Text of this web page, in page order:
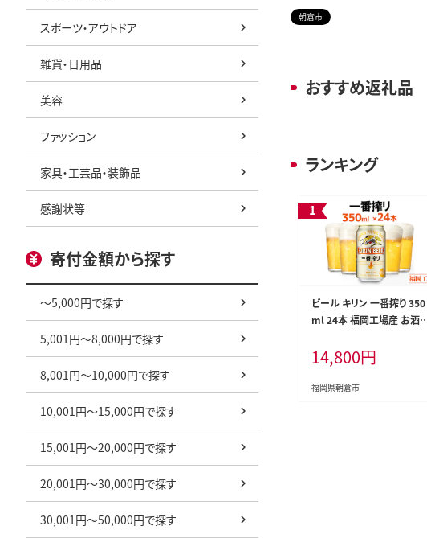
スポーツ・アウトドア
雑貨・日用品
美容
ファッション
家具・工芸品・装飾品
感謝状等
寄付金額から探す
～5,000円で探す
5,001円～8,000円で探す
8,001円～10,000円で探す
10,001円～15,000円で探す
15,001円～20,000円で探す
20,001円～30,000円で探す
30,001円～50,000円で探す
朝倉市
おすすめ返礼品
ランキング
ビール キリン 一番搾り 350
ml 24本 福岡工場産 お酒
ール ギフト 内祝い ケース
一番搾り麦汁 麦100％ すみ
きった味わい
14,800円
福岡県朝倉市